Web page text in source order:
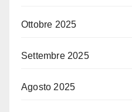
Ottobre 2025
Settembre 2025
Agosto 2025